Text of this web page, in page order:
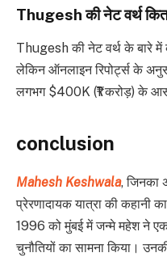
Thugesh की नेट वर्थ
Thugesh की नेट वर्थ के बारे
लेकिन ऑनलाइन रिपोर्ट्स के
लगभग $400K (₹1 करोड़) के
conclusion
Mahesh Keshwala, जिनका
प्रेरणादायक यात्रा की कहानी
1996 को मुंबई में जन्मे महेश ने एक
चुनौतियों का सामना किया।